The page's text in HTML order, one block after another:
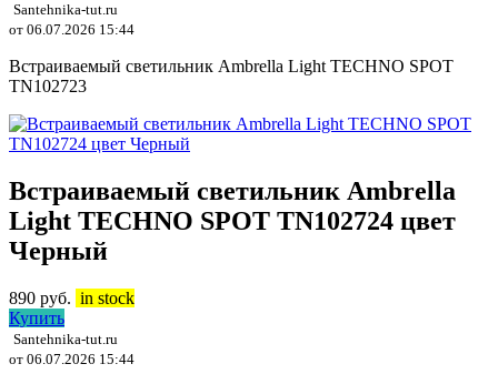
Santehnika-tut.ru
от 06.07.2026 15:44
Встраиваемый светильник Ambrella Light TECHNO SPOT
TN102723
Встраиваемый светильник Ambrella
Light TECHNO SPOT TN102724 цвет
Черный
890 руб. in stock
Купить
Santehnika-tut.ru
от 06.07.2026 15:44